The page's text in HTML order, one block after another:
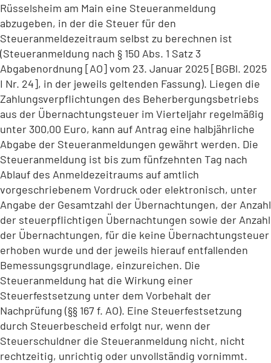
Rüsselsheim am Main eine Steueranmeldung
abzugeben, in der die Steuer für den
Steueranmeldezeitraum selbst zu berechnen ist
(Steueranmeldung nach § 150 Abs. 1 Satz 3
Abgabenordnung [AO] vom 23. Januar 2025 [BGBl. 2025
I Nr. 24], in der jeweils geltenden Fassung). Liegen die
Zahlungsverpflichtungen des Beherbergungsbetriebs
aus der Übernachtungsteuer im Vierteljahr regelmäßig
unter 300,00 Euro, kann auf Antrag eine halbjährliche
Abgabe der Steueranmeldungen gewährt werden. Die
Steueranmeldung ist bis zum fünfzehnten Tag nach
Ablauf des Anmeldezeitraums auf amtlich
vorgeschriebenem Vordruck oder elektronisch, unter
Angabe der Gesamtzahl der Übernachtungen, der Anzahl
der steuerpflichtigen Übernachtungen sowie der Anzahl
der Übernachtungen, für die keine Übernachtungsteuer
erhoben wurde und der jeweils hierauf entfallenden
Bemessungsgrundlage, einzureichen. Die
Steueranmeldung hat die Wirkung einer
Steuerfestsetzung unter dem Vorbehalt der
Nachprüfung (§§ 167 f. AO). Eine Steuerfestsetzung
durch Steuerbescheid erfolgt nur, wenn der
Steuerschuldner die Steueranmeldung nicht, nicht
rechtzeitig, unrichtig oder unvollständig vornimmt.